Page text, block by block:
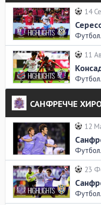
14
11
САНФРЕЧЧЕ
12
23